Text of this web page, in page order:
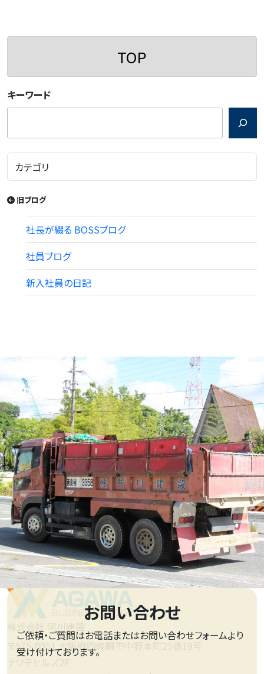
TOP
キーワード
旧ブログ
社長が綴る BOSSブログ
社員ブログ
新入社員の日記
お問い合わせ
ご依頼・ご質問はお電話またはお問い合わせフォームより
受け付けております。
〒575-0051 大阪府四條畷市中野本町25番19号